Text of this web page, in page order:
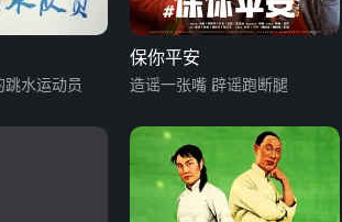
水运动员
保你平安
造谣一张嘴 辟谣跑断腿